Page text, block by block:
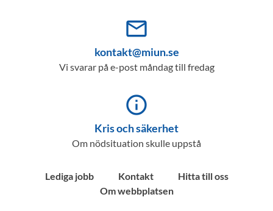
mail_outline
kontakt@miun.se
Vi svarar på e-post måndag till fredag
info_outline
Kris och säkerhet
Om nödsituation skulle uppstå
Lediga jobb Kontakt
Hitta till oss
Om webbplatsen